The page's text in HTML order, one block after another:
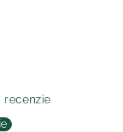
recenzie